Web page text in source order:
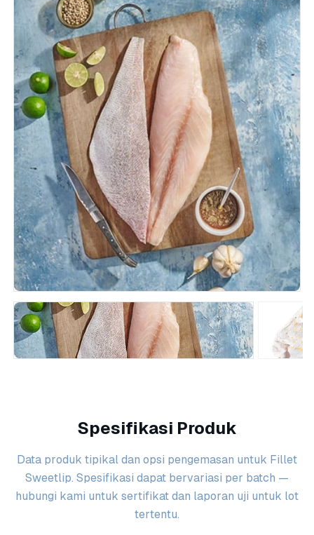
Spesifikasi Produk
Data produk tipikal dan opsi pengemasan untuk Fillet
Sweetlip. Spesifikasi dapat bervariasi per batch —
hubungi kami untuk sertifikat dan laporan uji untuk lot
tertentu.